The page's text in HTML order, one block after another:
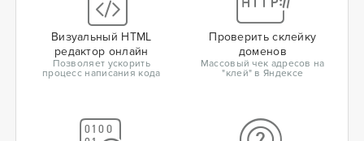
Визуальный HTML
редактор онлайн
Позволяет ускорить
процесс написания кода
Проверить склейку
доменов
Массовый чек адресов на
"клей" в Яндексе